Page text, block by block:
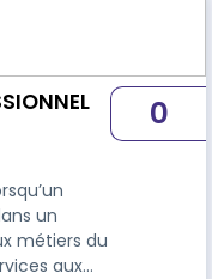
un
métiers du
aux
0